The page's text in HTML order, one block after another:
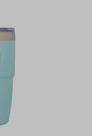
den
Getränken oder
oder
Hergestellt
geeignet.
240 ml, 8
mit Magnetdeckel